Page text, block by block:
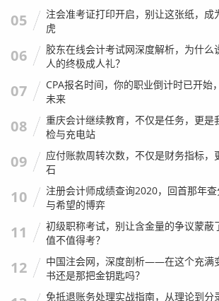
走,位置越少。
很多人到了30岁出头，如果还没有升到经
量的基础底稿工作，就会开始恐慌，他们
加班一线拼刺刀,那种焦虑感是真实的。
我有个老同事，叫老张，老张今年36岁，
喝着喝着就哭了，他在一家内资大所做了
审计员，始终没升上去，原因很复杂，有
的原因，也有他自己性格比较耿直,不擅长
事务所里来了一个95后的新经理，手底下
指派工作的时候语气老重，老张觉得自己
吧，发现外面的企业财务总监岗位要么要
求有四大背景，他卡在中间,高不成低不就
05
注会准考证打印开启，别让这张纸，成
虎
06
胶东在线会计考试网深度解析，为什么
人的终极成人礼？
07
CPA报名时间，你的职业倒计时已开始
未来
08
重庆会计继续教育，不仅是任务，更是
检与充电站
09
应付账款周转次数，不仅是财务指标，
石
10
注册会计师成绩查询2020，回首那年
与希望的博弈
11
初级职称考试，别让含金量的争议蒙蔽
值不值得考？
12
中国注会网，深度剖析——在这个充满
书还是那把金钥匙吗？
免抵退账务处理实战指南，从理论到分